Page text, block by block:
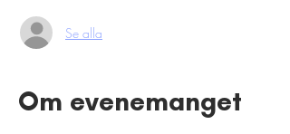
Se alla
Om evenemanget